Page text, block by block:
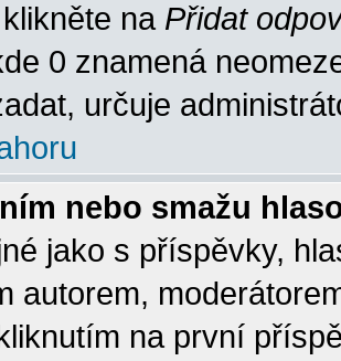
na Přidat
0 znamená
určuje
nebo smažu
jako s příspěvky,
autorem,
na první